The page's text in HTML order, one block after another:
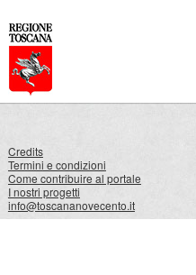
Credits
Termini e condizioni
Come contribuire al portale
I nostri progetti
info@toscananovecento.it